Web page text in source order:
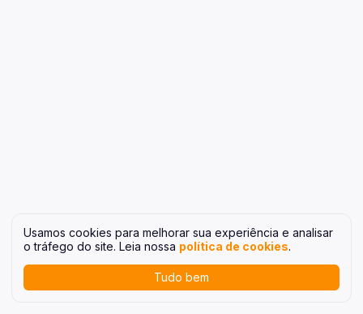
Usamos cookies para melhorar sua experiência e analisar
o tráfego do site. Leia nossa política de cookies.
Tudo bem